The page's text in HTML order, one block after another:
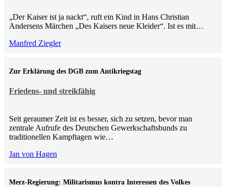
„Der Kaiser ist ja nackt“, ruft ein Kind in Hans Christian
Andersens Märchen „Des Kaisers neue Kleider“. Ist es mit…
Manfred Ziegler
Friedens- und streikfähig
Zur Erklärung des DGB zum Antikriegstag
Seit geraumer Zeit ist es besser, sich zu setzen, bevor man
zentrale Aufrufe des Deutschen Gewerkschaftsbunds zu
traditionellen Kampftagen wie…
Jan von Hagen
Merz-Regierung: Militarismus kontra Inte­ressen des Volkes